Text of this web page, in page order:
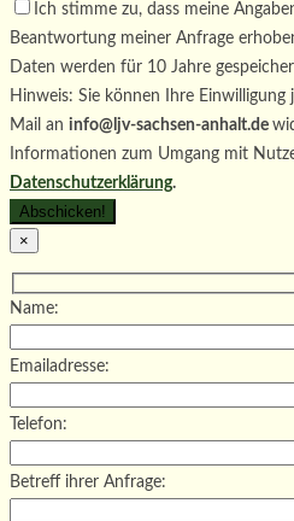
Ich stimme zu, dass meine
Beantwortung meiner Anfrage
Daten werden für 10 Jahre
Hinweis: Sie können Ihre
Mail an info@ljv-sachsen-anhalt.de
Informationen zum Umgang mit
Datenschutzerklärung.
×
Name:
Emailadresse:
Telefon:
Betreff ihrer Anfrage: